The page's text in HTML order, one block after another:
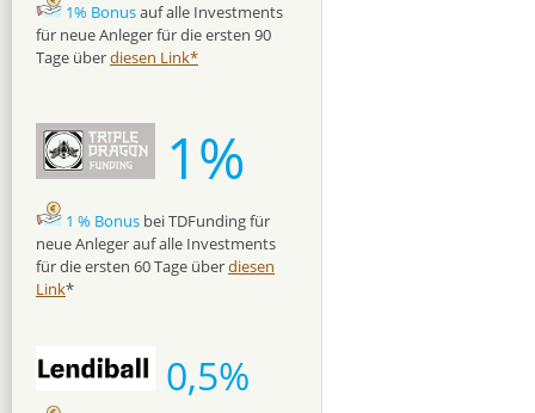
1% Bonusauf alle Investments
für neue Anleger für die ersten 90
Tage überdiesen Link*
1%
1 % Bonus bei TDFunding für
neue Anleger auf alle Investments
für die ersten 60 Tage überdiesen
Link*
0,5%